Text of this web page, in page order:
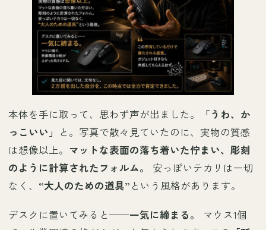
本体を手に取って、思わず声が出ました。
「うわ、か
っこいい」
と。写真で散々見ていたのに、実物の質感
は想像以上。 マットな表面の落ち着いた佇まい、彫刻
のように計算されたフォルム。
安っぽいテカリは一切
なく、 “大人のための道具” という風格があります。
デスクに置いてみると——一気に締まる。
マウス1個